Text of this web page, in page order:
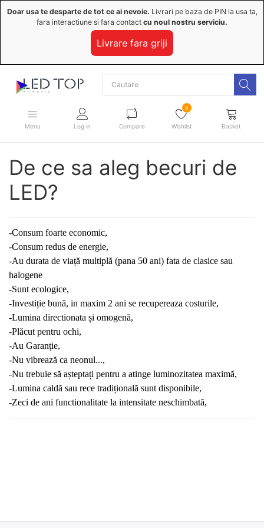
Doar usa te desparte de tot ce ai nevoie. Livrari pe baza de PIN la usa ta,
fara interactiune si fara contact cu noul nostru serviciu.
Livrare fara griji
Menu Log in Compare
8
Wishlist Basket
De ce sa aleg becuri de
LED?
-Consum foarte economic,
-Consum redus de energie,
-Au durata de viață multiplă (pana 50 ani) fata de clasice sau
halogene
-Sunt ecologice,
-Investiție bună, in maxim 2 ani se recupereaza costurile,
-Lumina directionata și omogenă,
-Plăcut pentru ochi,
-Au Garanție,
-Nu vibrează ca neonul...,
-Nu trebuie să așteptați pentru a atinge luminozitatea maximă,
-Lumina caldă sau rece tradițională sunt disponibile,
-Zeci de ani functionalitate la intensitate neschimbată,